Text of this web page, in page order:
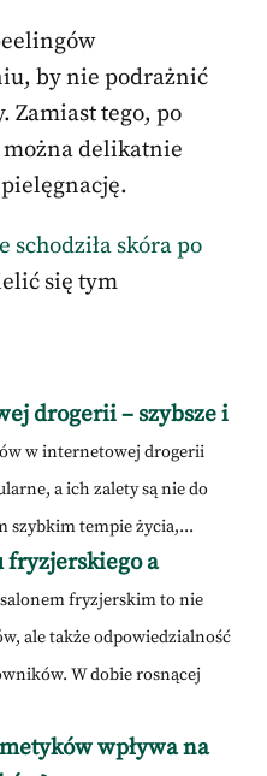
by nie podrażnić
Zamiast tego, po
delikatnie
schodziła skóra po
się tym
drogerii – szybsze i
w internetowej drogerii
a ich zalety są nie do
szybkim tempie życia,...
fryzjerskiego a
fryzjerskim to nie
ale także odpowiedzialność
W dobie rosnącej
wpływa na